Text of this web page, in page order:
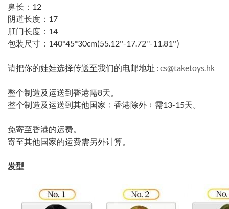
鼻长：12
阴道长度：17
肛门长度：14
包装尺寸：140*45*30cm(55.12''-17.72''-11.81'')
请把你的娃娃选择传送至我们的电邮地址 : cs@taketoys.hk
整个制造及运送到香港需8天。
整个制造及运送到其他国家﹙香港除外﹚需13-15天。
免寄至香港的运费。
寄至其他国家的运费需另外计算。
发型